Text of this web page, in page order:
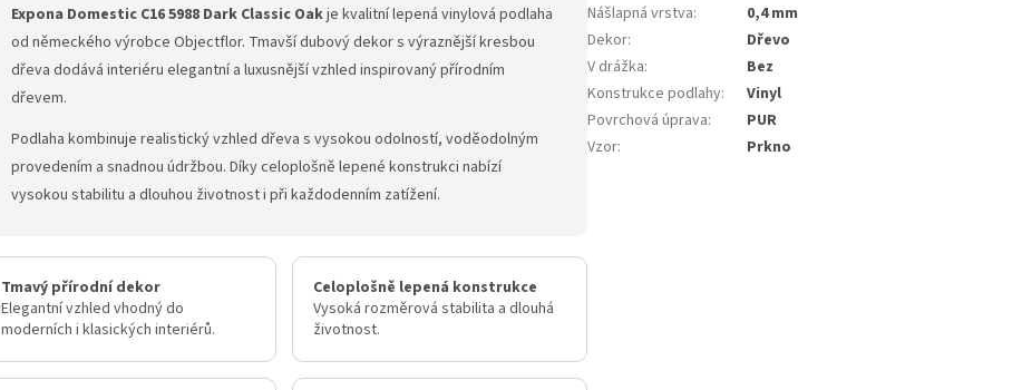
Expona Domestic C16 5988 Dark Classic Oakje kvalitní lepená vinylová podlaha
od německého výrobce Objectflor. Tmavší dubový dekor s výraznější kresbou
dřeva dodává interiéru elegantní a luxusnější vzhled inspirovaný přírodním
dřevem.
Podlaha kombinuje realistický vzhled dřeva s vysokou odolností, voděodolným
provedením a snadnou údržbou. Díky celoplošně lepené konstrukci nabízí
vysokou stabilitu a dlouhou životnost i při každodenním zatížení.
Tmavý přírodní dekor
Elegantní vzhled vhodný do
moderních i klasických interiérů.
Celoplošně lepená konstrukce
Vysoká rozměrová stabilita a dlouhá
životnost.
Nášlapná vrstva:
0,4 mm
Dekor:
Dřevo
V drážka:
Bez
Konstrukce podlahy:
Vinyl
Povrchová úprava:
PUR
Vzor: Prkno